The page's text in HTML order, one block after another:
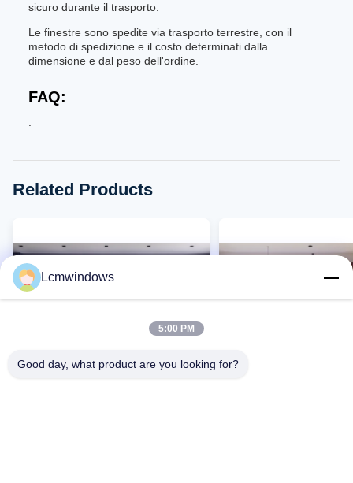
sicuro durante il trasporto.
Le finestre sono spedite via trasporto terrestre, con il
metodo di spedizione e il costo determinati dalla
dimensione e dal peso dell'ordine.
FAQ:
Related Products
Lcmwindows
5:00 PM
Good day, what product are you looking for?